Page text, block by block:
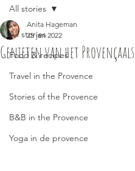
All stories
Food & recipes
Travel in the Provence
Stories of the Provence
B&B in the Provence
Yoga in de provence
All stories
Genieten van het
Anita Hageman
25 jan 2022